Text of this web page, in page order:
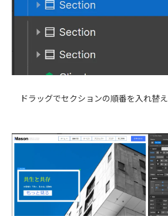
ドラッグでセクションの順番を入れ替え